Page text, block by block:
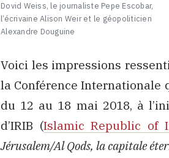
Dovid Weiss, le journaliste Pepe Escobar,
l’écrivaine Alison Weir et le géopoliticien
Alexandre Douguine
Voici les impressions
la Conférence Internationale
du 12 au 18 mai 2018, à
d’IRIB (Islamic Republic of
Jérusalem/Al Qods, la capitale